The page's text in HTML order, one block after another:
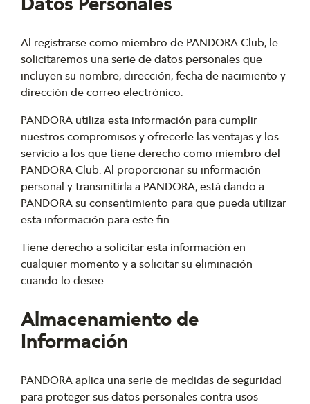
Al registrarse como miembro de PANDORA Club, le
solicitaremos una serie de datos personales que
incluyen su nombre, dirección, fecha de nacimiento y
dirección de correo electrónico.
PANDORA utiliza esta información para cumplir
nuestros compromisos y ofrecerle las ventajas y los
servicio a los que tiene derecho como miembro del
PANDORA Club. Al proporcionar su información
personal y transmitirla a PANDORA, está dando a
PANDORA su consentimiento para que pueda utilizar
esta información para este fin.
Tiene derecho a solicitar esta información en
cualquier momento y a solicitar su eliminación
cuando lo desee.
Almacenamiento de
Información
PANDORA aplica una serie de medidas de seguridad
para proteger sus datos personales contra usos